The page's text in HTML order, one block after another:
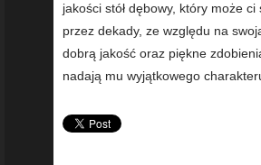
jakości stół dębowy, który może ci
przez dekady, ze względu na
dobrą jakość oraz piękne
nadają mu wyjątkowego